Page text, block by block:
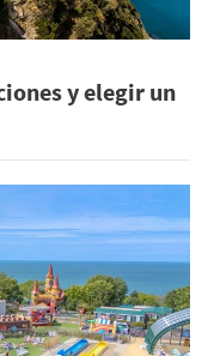
y elegir un